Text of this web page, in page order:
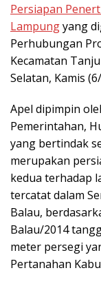
Persiapan
Lampungyang
Perhubungan
Kecamatan
Selatan, Kamis
Apel dipimpin
Pemerintahan,
yang bertindak
merupakan
kedua terhadap
tercatat dalam
Balau,
Balau/2014
meter persegi
Pertanahan